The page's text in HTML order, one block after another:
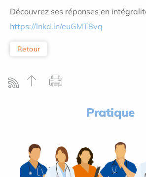
Découvrez ses réponses en
https://lnkd.in/euGMT8vq
Retour
Pratique